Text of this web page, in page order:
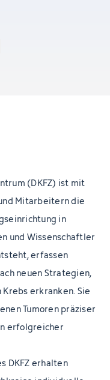
(DKFZ) ist mit
Mitarbeitern die
in
und Wissenschaftler
erfassen
neuen Strategien,
erkranken. Sie
Tumoren präziser
erfolgreicher
DKFZ erhalten